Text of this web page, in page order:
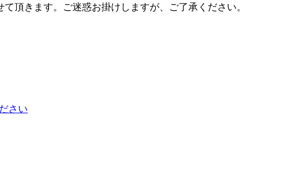
頂きます。ご迷惑お掛けしますが、ご了承ください。